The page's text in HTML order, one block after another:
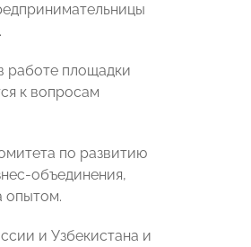
работе площадки
к вопросам
по развитию
объединения,
опытом.
и Узбекистана и